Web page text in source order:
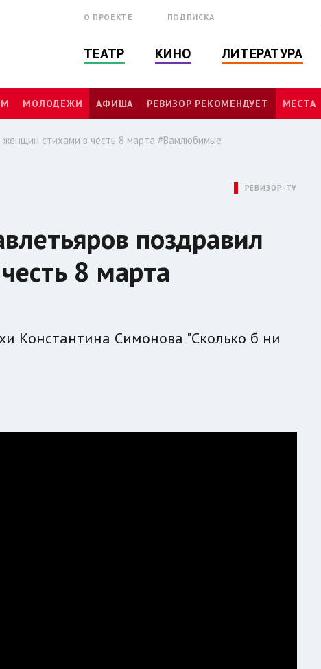
О ПРОЕКТЕ ПОДПИСКА
ТЕАТР КИНО ЛИТЕРАТУРА
МОЛОДЕЖИ АФИША РЕВИЗОР РЕКОМЕНДУЕТ МЕСТА
стихами в честь 8 марта #Вамлюбимые
РЕВИЗОР-TV
поздравил
8 марта
Константина Симонова "Сколько б ни